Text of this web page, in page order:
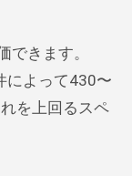
できます。
によって430〜
を上回るスペ